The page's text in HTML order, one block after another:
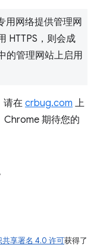
用网络提供管理网
HTTPS，则会成
的管理网站上启用
请在 crbug.com 上
Chrome 期待您的
共享署名 4.0 许可获得了